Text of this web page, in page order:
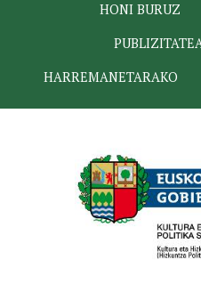
HONI BURUZ
HARREMANETARAKO